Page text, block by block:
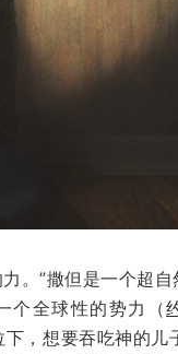
。”撒但是一个超
个全球性的势力（
，想要吞吃神的